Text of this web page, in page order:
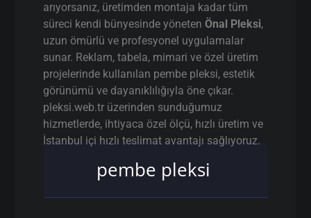
arıyorsanız, üretimden montaja kadar tüm
süreci kendi bünyesinde yönetenÖnal Pleksi,
uzun ömürlü ve profesyonel uygulamalar
sunar. Reklam, tabela, mimari ve özel üretim
projelerinde kullanılan pembe pleksi, estetik
görünümü ve dayanıklılığıyla öne çıkar.
pleksi.web.tr üzerinden sunduğumuz
hizmetlerde, ihtiyaca özel ölçü, hızlı üretim ve
İstanbul içi hızlı teslimat avantajı sağlıyoruz.
pembe pleksi